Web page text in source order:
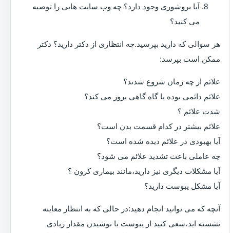
آیا بروشوری وجود دارد؟ چه وب سایت هایی را توصیه
می کنید؟
هر سوالی که دارید بپرسید.چه انتظاری از دکتر دارید؟ دکتر
ممکن است بپرسد:
علائم از چه زمان شروع شدند؟
علائم دائمی بوده یا گاه گاهی بروز می کند؟
شدت علائم ؟
علائم بیشتر در کدام قسمت بدن است؟
آیا بهبودی در علائم دیده شده است؟
چه عاملی باعث تشدید علائم می شود؟
آیا مشکلات دیگری نیز دارید،مانند بیماری کرون ؟
آیا مشکل یبوست دارید؟
آنچه که می توانید انجام دهید:در حالی که به انتظار معاینه
نشسته اید،سعی کنید از یبوست با نوشیدن مقدار زیادی